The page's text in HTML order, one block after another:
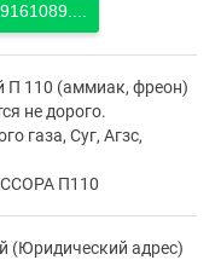
П 110 (аммиак, фреон)
не дорого.
газа, Суг, Агзс,
П110
(Юридический адрес)